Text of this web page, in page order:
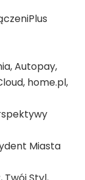
Autopay,
home.pl,
Miasta